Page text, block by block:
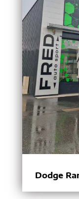
Dodge